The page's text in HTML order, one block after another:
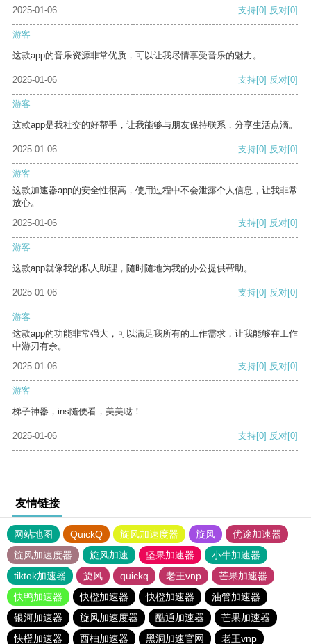
2025-01-06 支持[0] 反对[0]
游客
这款app的音乐资源非常优质，可以让我尽情享受音乐的魅力。
2025-01-06 支持[0] 反对[0]
游客
这款app是我社交的好帮手，让我能够与朋友保持联系，分享生活点滴。
2025-01-06 支持[0] 反对[0]
游客
这款加速器app的安全性很高，使用过程中不会泄露个人信息，让我非常
放心。
2025-01-06
支持[0] 反对[0]
游客
这款app就像我的私人助理，随时随地为我的办公提供帮助。
2025-01-06 支持[0] 反对[0]
游客
这款app的功能非常强大，可以满足我所有的工作需求，让我能够在工作
中游刃有余。
2025-01-06
支持[0] 反对[0]
游客
梯子神器，ins随便看，美美哒！
2025-01-06 支持[0] 反对[0]
友情链接
网站地图 QuickQ 旋风加速度器 旋风
优途加速器
旋风加速度器
旋风加速 坚果加速器
小牛加速器
tiktok加速器
旋风 quickq 老王vnp
芒果加速器
快鸭加速器
快橙加速器 快橙加速器
油管加速器
银河加速器
旋风加速度器 酷通加速器
芒果加速器
快橙加速器
西柚加速器 黑洞加速官网 老王vnp